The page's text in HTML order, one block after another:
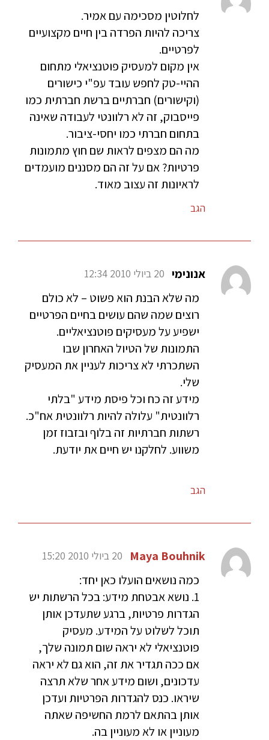
לחלוטין מסכימה עם אמיר.
צריכה להיות הפרדה בין חיים מקצועיים
לפרטיים.
אין מקום למעסיק פוטנציאלי מתחום
ההיי-טק לחפש עובד עפ"י כישורים
(וקישורים) חברתיים ברשת חברתית כמו
פייסבוק, זה לא רלוונטי לעבודה שאינה
בתחום חברתי כמו יחסי-ציבור.
מה הם מצפים לראות שם חוץ מתמונות
פרטיות? אם על זה הם מסננים מועמדים
לראיונות זה עצוב מאוד.
הגב
אנונימי 20 ביולי 2010 12:34
מה שלא הבנת הוא פשוט – לא כולם
רוצים שמה שהם עושים בחיים הפרטיים
ישפיע על מעסיקים פוטנציאליים.
התמונות של הטיול האחרון שבו
השתכרתי לא צריכות לעניין את המעסיק
שלי.
מידע זה כח וכל פיסת מידע "בלתי
רלוונטית" עלולה להיות רלוונטית אח"כ.
רשתות חברתיות זה בלוף ובזבוז זמן
משווע. לחלקנו יש חיים את יודעת.
הגב
Maya Bouhnik 20 ביולי 2010 15:20
כמה נושאים הועלו כאן יחד:
1. נושא אבטחת מידע: בכל הרשתות יש
הגדרות פרטיות, ברגע שתעדכן אותן
תוכל לשלוט על המידע. מעסיק
פוטנציאלי לא יראה שום תמונה שלך,
אם ככה תגדיר את זה, הוא גם לא יראה
עדכונים, ושום מידע אחר שלא תרצה
שיראו. כנס להגדרות הפרטיות ועדכן
אותן בהתאם לרמת החשיפה שאתה
מעוניין או לא מעוניין בה.